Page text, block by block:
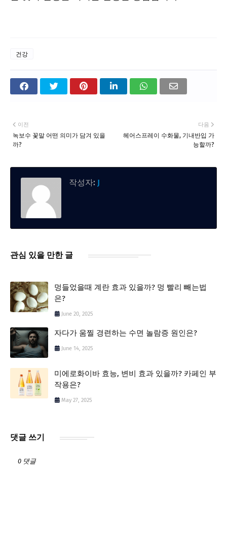
건강
다음
헤어스프레이 수화물, 기내반입 가
능할까?
이전
녹보수 꽃말 어떤 의미가 담겨 있을
까?
작성자: J
관심 있을 만한 글
멍들었을때 계란 효과 있을까? 멍 빨리 빼는법
은?
June 20, 2025
자다가 움찔 경련하는 수면 놀람증 원인은?
June 14, 2025
미에로화이바 효능, 변비 효과 있을까? 카페인 부
작용은?
May 27, 2025
댓글 쓰기
0 댓글